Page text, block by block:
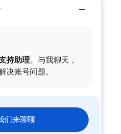
持助理。与我聊天，
决账号问题。
们来聊聊